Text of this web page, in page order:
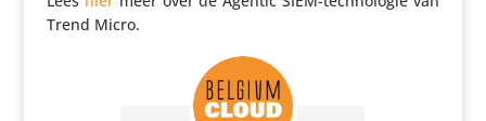
Trend Micro.